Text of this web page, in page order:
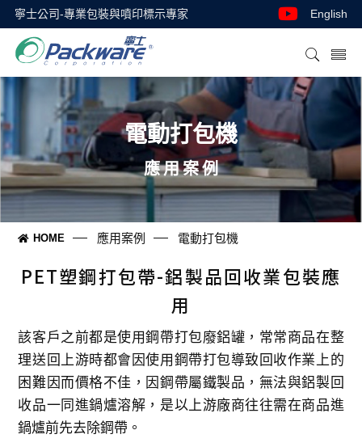
寧士公司-專業包裝與噴印標示專家 English
電動打包機
應用案例
HOME 應用案例 電動打包機
PET塑鋼打包帶-鋁製品回收業包裝應
用
該客戶之前都是使用鋼帶打包廢鋁罐，常常商品在整
理送回上游時都會因使用鋼帶打包導致回收作業上的
困難因而價格不佳，因鋼帶屬鐵製品，無法與鋁製回
收品一同進鍋爐溶解，是以上游廠商往往需在商品進
鍋爐前先去除鋼帶。